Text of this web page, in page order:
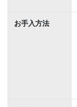
お手入方法